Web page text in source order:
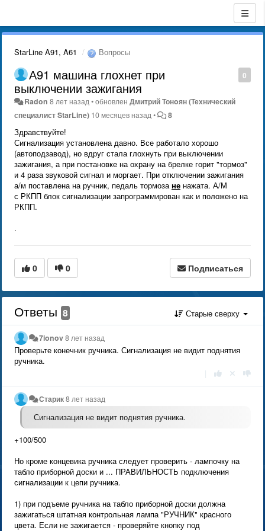
StarLine A91, A61 Вопросы
0
А91 машина глохнет при
выключении зажигания
Radon 8 лет назад •обновленДмитрий Тонoян (Технический
специалист StarLine) 10 месяцев назад • 8
Здравствуйте!
Сигнализация установлена давно. Все работало хорошо
(автоподзавод), но вдруг стала глохнуть при выключении
зажигания, а при постановке на охрану на брелке горит "тормоз"
и 4 раза звуковой сигнал и моргает. При отключении зажигания
а/м поставлена на ручник, педаль тормоза не нажата. А/М
с РКПП блок сигнализации запрограммирован как и положено на
РКПП.
.
0 0 Подписаться
Ответы 8 Старые сверху
7ionov8 лет назад
Проверьте конечник ручника. Сигнализация не видит поднятия
ручника.
Старик8 лет назад
Сигнализация не видит поднятия ручника.
+100/500
Но кроме концевика ручника следует проверить - лампочку на
табло приборной доски и ... ПРАВИЛЬНОСТЬ подключения
сигнализации к цепи ручника.
1) при подъеме ручника на табло приборной доски должна
зажигаться штатная контрольная лампа "РУЧНИК" красного
цвета. Если не зажигается - проверяйте кнопку под